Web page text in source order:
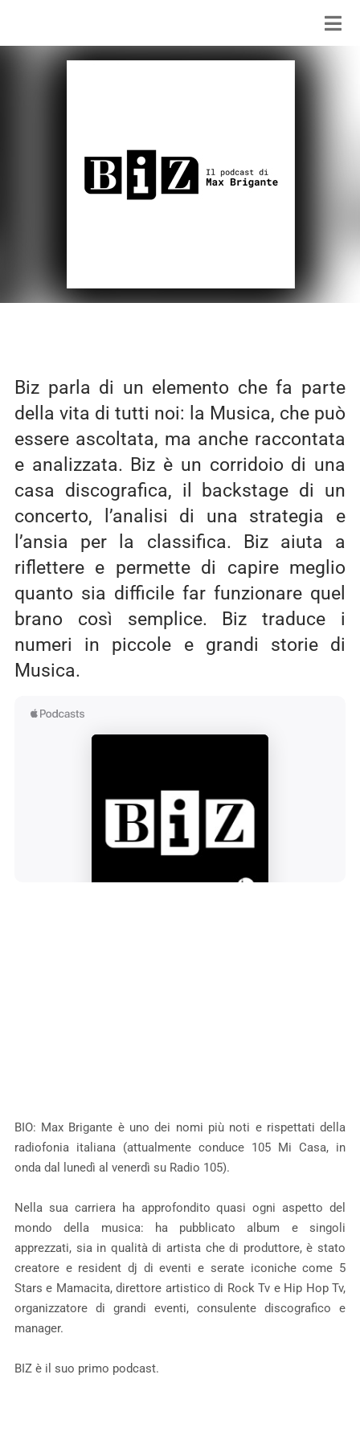
Biz parla di un elemento che fa parte
della vita di tutti noi: la Musica, che può
essere ascoltata, ma anche raccontata
e analizzata. Biz è un corridoio di una
casa discografica, il backstage di un
concerto, l’analisi di una strategia e
l’ansia per la classifica. Biz aiuta a
riflettere e permette di capire meglio
quanto sia difficile far funzionare quel
brano così semplice. Biz traduce i
numeri in piccole e grandi storie di
Musica.
BIO: Max Brigante è uno dei nomi più noti e rispettati della
radiofonia italiana (attualmente conduce 105 Mi Casa, in
onda dal lunedì al venerdì su Radio 105).
Nella sua carriera ha approfondito quasi ogni aspetto del
mondo della musica: ha pubblicato album e singoli
apprezzati, sia in qualità di artista che di produttore, è stato
creatore e resident dj di eventi e serate iconiche come 5
Stars e Mamacita, direttore artistico di Rock Tv e Hip Hop Tv,
organizzatore di grandi eventi, consulente discografico e
manager.
BIZ è il suo primo podcast.